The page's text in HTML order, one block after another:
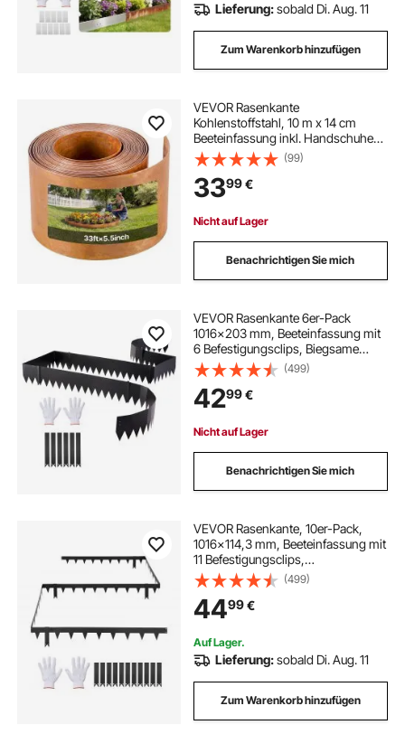
Lieferung:sobald Di. Aug. 11
Zum Warenkorb hinzufügen
VEVOR Rasenkante
Kohlenstoffstahl, 10 m x 14 cm
Beeteinfassung inkl. Handschuhen,
Metall Gartenpalisade, Mähkante,
Beetumrandung zur
Gartengestaltung, Beetbegrenzung
für Blumenbeete & Gartenwege
(99)
3399€
Nicht auf Lager
Benachrichtigen Sie mich
VEVOR Rasenkante 6er-Pack
1016x203 mm, Beeteinfassung mit
6 Befestigungsclips, Biegsame
Rasenbleche aus Verzinktem Stahl,
Mähkante, Palisade
Beetumrandung für Blumenbeete &
Gartenwege, Schwarz
(499)
4299€
Nicht auf Lager
Benachrichtigen Sie mich
VEVOR Rasenkante, 10er-Pack,
1016x114,3 mm, Beeteinfassung mit
11 Befestigungsclips,
Beetbegrenzung aus Verzinktem
Stahl, Rasenbleche, Mähkante,
Metall Palisade für Blumenbeete &
Gartenwege, Schwarz
(499)
4499€
Auf Lager.
Lieferung:sobald Di. Aug. 11
Zum Warenkorb hinzufügen